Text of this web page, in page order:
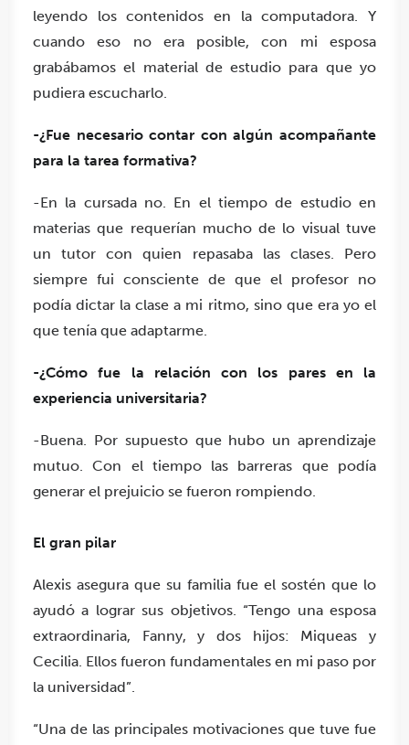
leyendo los contenidos en la computadora. Y
cuando eso no era posible, con mi esposa
grabábamos el material de estudio para que yo
pudiera escucharlo.
-¿Fue necesario contar con algún acompañante
para la tarea formativa?
-En la cursada no. En el tiempo de estudio en
materias que requerían mucho de lo visual tuve
un tutor con quien repasaba las clases. Pero
siempre fui consciente de que el profesor no
podía dictar la clase a mi ritmo, sino que era yo el
que tenía que adaptarme.
-¿Cómo fue la relación con los pares en la
experiencia universitaria?
-Buena. Por supuesto que hubo un aprendizaje
mutuo. Con el tiempo las barreras que podía
generar el prejuicio se fueron rompiendo.
El gran pilar
Alexis asegura que su familia fue el sostén que lo
ayudó a lograr sus objetivos. “Tengo una esposa
extraordinaria, Fanny, y dos hijos: Miqueas y
Cecilia. Ellos fueron fundamentales en mi paso por
la universidad”.
“Una de las principales motivaciones que tuve fue